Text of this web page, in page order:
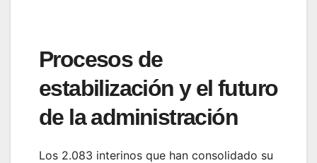
Procesos de
estabilización y el futuro
de la administración
Los 2.083 interinos que han consolidado su